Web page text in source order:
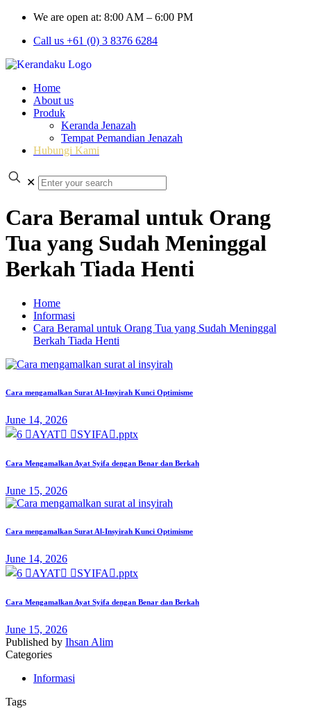
We are open at: 8:00 AM – 6:00 PM
Call us +61 (0) 3 8376 6284
Home
About us
Produk
Keranda Jenazah
Tempat Pemandian Jenazah
Hubungi Kami
✕
Cara Beramal untuk Orang
Tua yang Sudah Meninggal
Berkah Tiada Henti
Home
Informasi
Cara Beramal untuk Orang Tua yang Sudah Meninggal
Berkah Tiada Henti
Cara mengamalkan Surat Al-Insyirah Kunci Optimisme
June 14, 2026
Cara Mengamalkan Ayat Syifa dengan Benar dan Berkah
June 15, 2026
Cara mengamalkan Surat Al-Insyirah Kunci Optimisme
June 14, 2026
Cara Mengamalkan Ayat Syifa dengan Benar dan Berkah
June 15, 2026
Published by Ihsan Alim
Categories
Informasi
Tags